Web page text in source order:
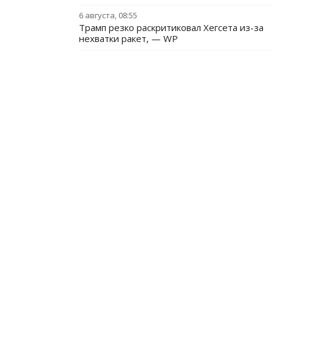
6 августа, 08:55
Трамп резко раскритиковал Хегсета из-за
нехватки ракет, — WP